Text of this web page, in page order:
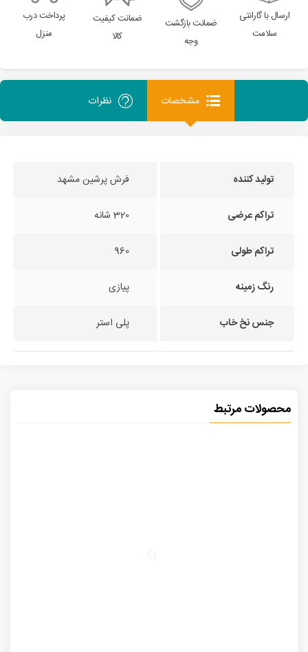
ارسال با گارانتی
سلامت
ضمانت بازگشت
وجه
ضمانت کیفیت
کالا
پرداخت درب
منزل
مشخصات نظرات
تولید کننده فرش پرشین مشهد
تراکم عرضی 320 شانه
تراکم طولی 960
رنگ زمینه پیازی
جنس نخ خاب پلی استر
محصولات مرتبط